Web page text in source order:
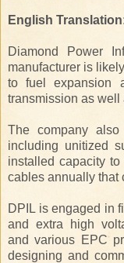
English
Diamond Power
manufacturer is
to fuel expansion
transmission as well
The company
including unitized
installed capacity
cables annually that
DPIL is engaged in
and extra high
and various EPC
designing and